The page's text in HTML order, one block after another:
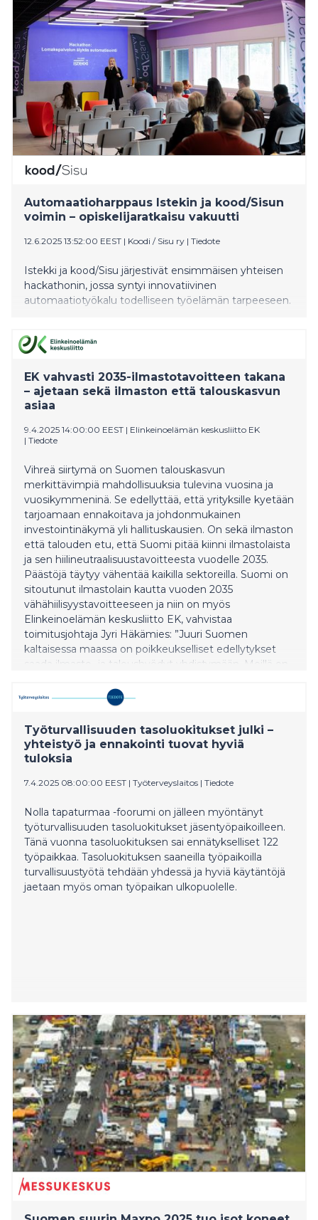
suoraan yrityksiin: kolme opiskelijaa aloitti toukokuussa
2025 harjoittelunsa metsäkonevalmistaja Ponssella.
Automaatioharppaus Istekin ja kood/Sisun
voimin – opiskelijaratkaisu vakuutti
12.6.2025 13:52:00 EEST | Koodi / Sisu ry | Tiedote
Istekki ja kood/Sisu järjestivät ensimmäisen yhteisen
hackathonin, jossa syntyi innovatiivinen
automaatiotyökalu todelliseen työelämän tarpeeseen.
EK vahvasti 2035-ilmastotavoitteen takana
– ajetaan sekä ilmaston että talouskasvun
asiaa
9.4.2025 14:00:00 EEST | Elinkeinoelämän keskusliitto EK
| Tiedote
Vihreä siirtymä on Suomen talouskasvun
merkittävimpiä mahdollisuuksia tulevina vuosina ja
vuosikymmeninä. Se edellyttää, että yrityksille kyetään
tarjoamaan ennakoitava ja johdonmukainen
investointinäkymä yli hallituskausien. On sekä ilmaston
että talouden etu, että Suomi pitää kiinni ilmastolaista
ja sen hiilineutraalisuustavoitteesta vuodelle 2035.
Päästöjä täytyy vähentää kaikilla sektoreilla. Suomi on
sitoutunut ilmastolain kautta vuoden 2035
vähähiilisyystavoitteeseen ja niin on myös
Elinkeinoelämän keskusliitto EK, vahvistaa
toimitusjohtaja Jyri Häkämies: ”Juuri Suomen
kaltaisessa maassa on poikkeukselliset edellytykset
saada ilmasto- ja taloushyödyt yhdistymään. Meillä on
ilmastokestävässä tuotannossa, palveluissa ja
teknologioissa. Tämän markkinan globaali kysyntä
tulee vääjäämättä kasvamaan - ilmastonmuutos ei
peruunnu poliittisten tai taloudellisten suhdanteiden
takia”. Kaikkien toimialojen ja yhteiskunnan
Työturvallisuuden tasoluokitukset julki –
yhteistyö ja ennakointi tuovat hyviä
tuloksia
7.4.2025 08:00:00 EEST | Työterveyslaitos | Tiedote
Nolla tapaturmaa -foorumi on jälleen myöntänyt
työturvallisuuden tasoluokitukset jäsentyöpaikoilleen.
Tänä vuonna tasoluokituksen sai ennätykselliset 122
työpaikkaa. Tasoluokituksen saaneilla työpaikoilla
turvallisuustyötä tehdään yhdessä ja hyviä käytäntöjä
jaetaan myös oman työpaikan ulkopuolelle.